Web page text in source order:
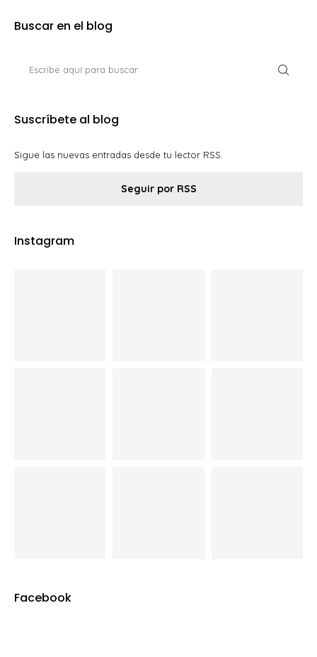
Buscar en el blog
Suscríbete al blog
Sigue las nuevas entradas desde tu lector RSS.
Seguir por RSS
Instagram
Facebook